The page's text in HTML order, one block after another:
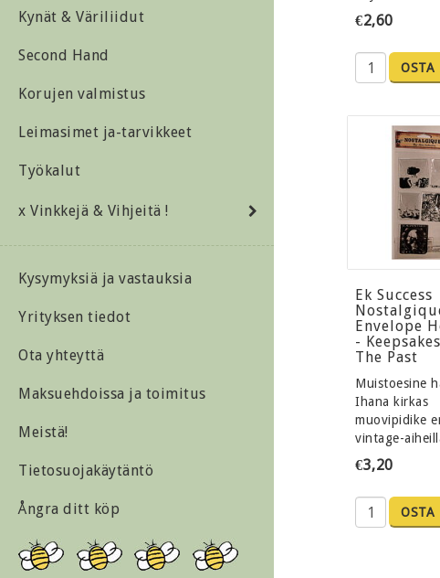
Kynät & Väriliidut
Second Hand
Korujen valmistus
Leimasimet ja-tarvikkeet
Työkalut
x Vinkkejä & Vihjeitä !
Kysymyksiä ja vastauksia
Yrityksen tiedot
Ota yhteyttä
Maksuehdoissa ja toimitus
Meistä!
Tietosuojakäytäntö
Ångra ditt köp
€2,60
OSTA
Ek Success
Envelope
-
The Past
Muistoesine
Ihana kirkas
muovipidike
vintage-
€3,20
OSTA